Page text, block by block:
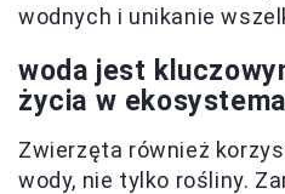
wodnych i unikanie
woda jest
życia w
Zwierzęta również
wody, nie tylko rośliny.